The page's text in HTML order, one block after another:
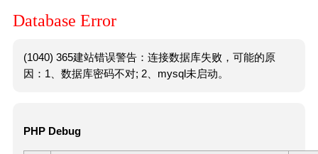
Database Error
(1040) 365建站错误警告：连接数据库失败，可能的原
因：1、数据库密码不对; 2、mysql未启动。
PHP Debug